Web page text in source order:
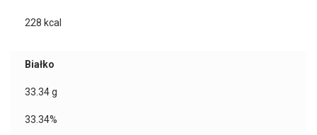
228 kcal
Białko
33.34g
33.34%